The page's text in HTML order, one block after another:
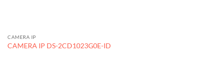
CAMERA IP
CAMERA IP DS-2CD1023G0E-ID